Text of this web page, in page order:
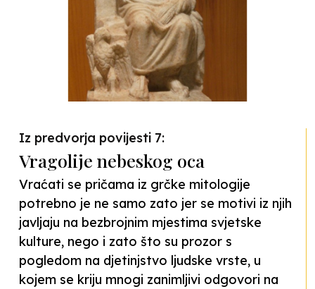
Iz predvorja povijesti 7:
Vragolije nebeskog oca
Vraćati se pričama iz grčke mitologije
potrebno je ne samo zato jer se motivi iz njih
javljaju na bezbrojnim mjestima svjetske
kulture, nego i zato što su prozor s
pogledom na djetinjstvo ljudske vrste, u
kojem se kriju mnogi zanimljivi odgovori na